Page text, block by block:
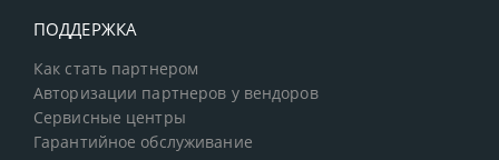
ПОДДЕРЖКА
Как стать партнером
Авторизации партнеров у вендоров
Сервисные центры
Гарантийное обслуживание